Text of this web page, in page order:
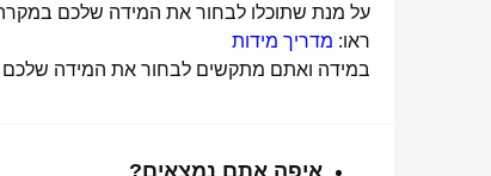
על מנת שתוכלו לבחור את המידה שלכם
ראו: מדריך מידות
במידה ואתם מתקשים לבחור את המידה שלכם